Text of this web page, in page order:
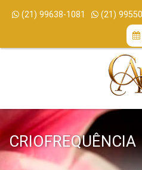
(21) 99638-1081 (21)
CRIOFREQUÊNCIA